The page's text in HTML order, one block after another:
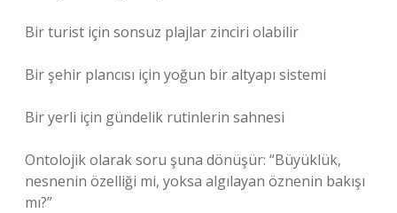
Bir turist için sonsuz plajlar zinciri olabilir
Bir şehir plancısı için yoğun bir altyapı sistemi
Bir yerli için gündelik rutinlerin sahnesi
Ontolojik olarak soru şuna dönüşür: “Büyüklük,
nesnenin özelliği mi, yoksa algılayan öznenin bakışı
mı?”